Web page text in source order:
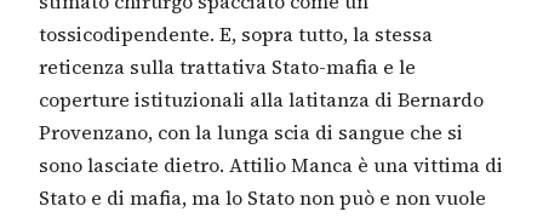
tossicodipendente. E, sopra tutto, la stessa
reticenza sulla trattativa Stato-mafia e le
coperture istituzionali alla latitanza di Bernardo
Provenzano, con la lunga scia di sangue che si
sono lasciate dietro. Attilio Manca è una vittima di
Stato e di mafia, ma lo Stato non può e non vuole